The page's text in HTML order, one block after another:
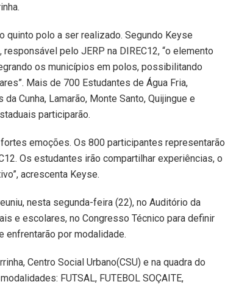
quinto polo a ser realizado. Segundo Keyse
responsável pelo JERP na DIREC12, “o elemento
os municípios em polos, possibilitando
Mais de 700 Estudantes de Água Fria,
Cunha, Lamarão, Monte Santo, Quijingue e
participarão.
emoções. Os 800 participantes representarão
Os estudantes irão compartilhar experiências, o
acrescenta Keyse.
nesta segunda-feira (22), no Auditório da
e escolares, no Congresso Técnico para definir
enfrentarão por modalidade.
Centro Social Urbano(CSU) e na quadra do
FUTSAL, FUTEBOL SOÇAITE,